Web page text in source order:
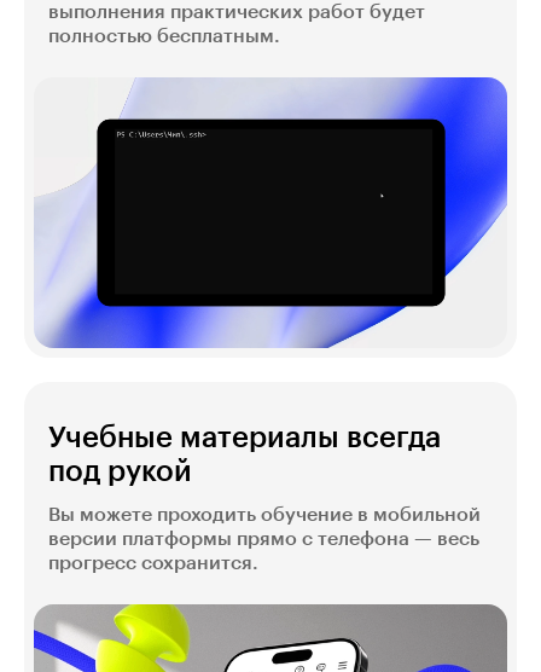
выполнения практических работ будет
полностью бесплатным.
Учебные материалы всегда
под рукой
Вы можете проходить обучение в мобильной
версии платформы прямо с телефона — весь
прогресс сохранится.